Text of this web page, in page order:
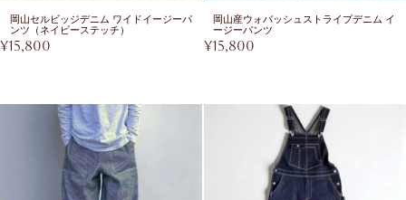
岡山セルビッジデニム ワイドイージーパ
ンツ（ネイビーステッチ）
¥15,800
岡山産ウォバッシュストライプデニム イ
ージーパンツ
¥15,800